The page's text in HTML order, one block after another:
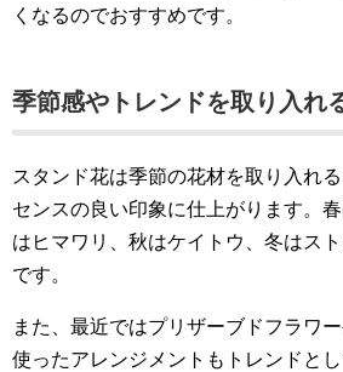
くなるのでおすすめです。
季節感やトレンドを取り入れ
スタンド花は季節の花材を取り入れ
センスの良い印象に仕上がります。
はヒマワリ、秋はケイトウ、冬はス
です。
また、最近ではプリザーブドフラワ
使ったアレンジメントもトレンドと